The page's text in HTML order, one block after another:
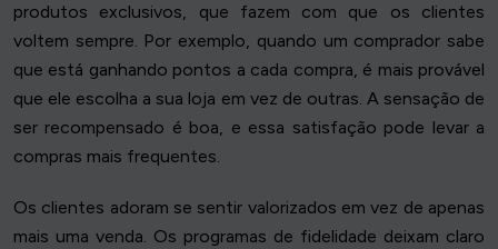
produtos exclusivos, que fazem com que os clientes
voltem sempre. Por exemplo, quando um comprador sabe
que está ganhando pontos a cada compra, é mais provável
que ele escolha a sua loja em vez de outras. A sensação de
ser recompensado é boa, e essa satisfação pode levar a
compras mais frequentes.
Os clientes adoram se sentir valorizados em vez de apenas
mais uma venda. Os programas de fidelidade deixam claro